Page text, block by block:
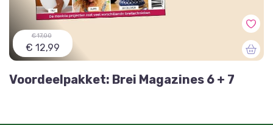
€ 17,00
€ 12,99
Voordeelpakket: Brei Magazines 6 + 7